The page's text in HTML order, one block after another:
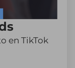
en TikTok